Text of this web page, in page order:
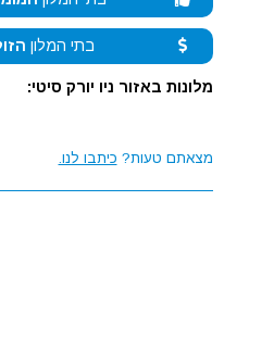
בתי המלון
מלונות באזור ניו יורק סיטי:
מצאתם טעות? כיתבו לנו.